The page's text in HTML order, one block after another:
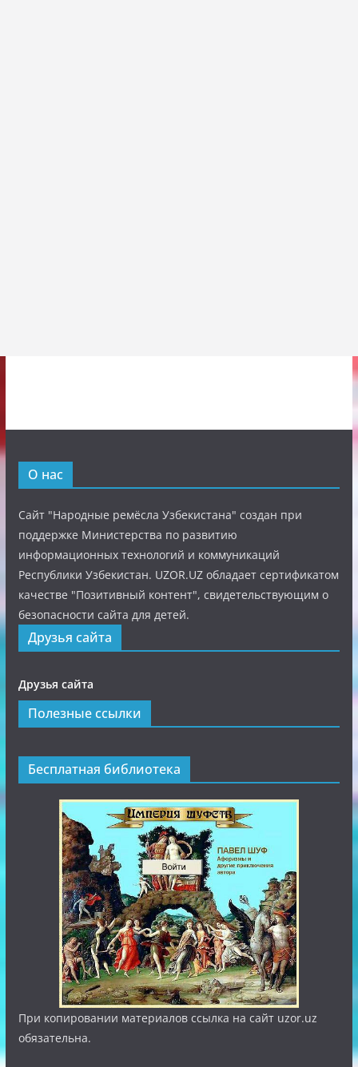
О нас
Сайт "Народные ремёсла Узбекистана" создан при
поддержке Министерства по развитию
информационных технологий и коммуникаций
Республики Узбекистан. UZOR.UZ обладает сертификатом
качестве "Позитивный контент", свидетельствующим о
безопасности сайта для детей.
Друзья сайта
Друзья сайта
Полезные ссылки
Бесплатная библиотека
При копировании материалов ссылка на сайт uzor.uz
обязательна.